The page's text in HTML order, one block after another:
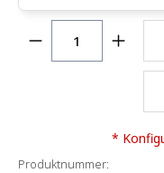
Produkt Anzahl:
*
Produktnummer: